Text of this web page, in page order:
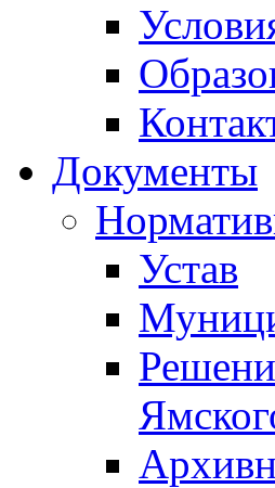
Документы
Устав